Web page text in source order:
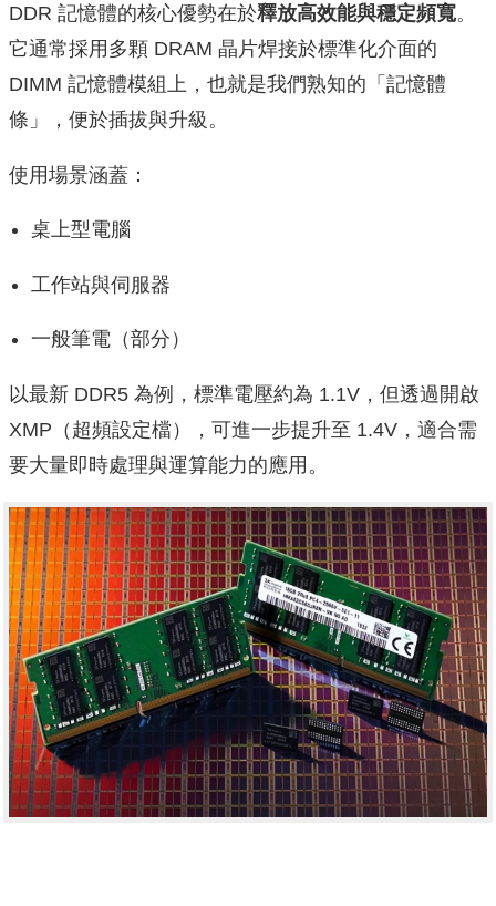
DDR 記憶體的核心優勢在於釋放高效能與穩定頻寬。
它通常採用多顆 DRAM 晶片焊接於標準化介面的
DIMM 記憶體模組上，也就是我們熟知的「記憶體
條」，便於插拔與升級。
使用場景涵蓋：
桌上型電腦
工作站與伺服器
一般筆電（部分）
以最新 DDR5 為例，標準電壓約為 1.1V，但透過開啟
XMP（超頻設定檔），可進一步提升至 1.4V，適合需
要大量即時處理與運算能力的應用。